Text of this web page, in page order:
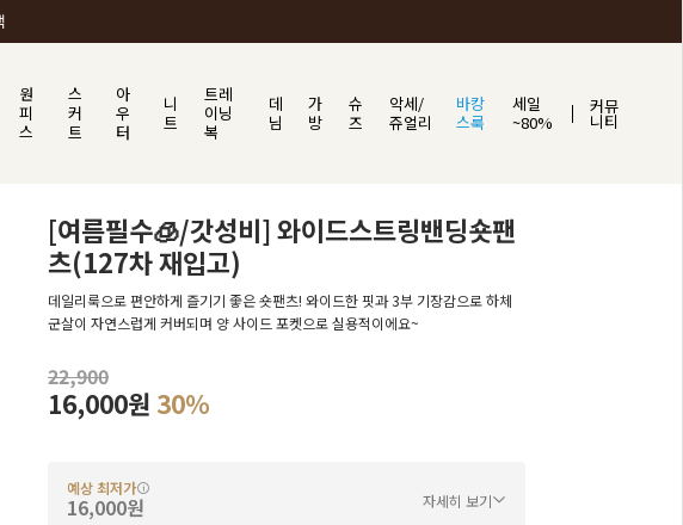
원
피
스
스
커
트
아
우
터
니
트
트레
이닝
복
데
님
가
방
슈
즈
악세/
쥬얼리
바캉
스룩
세일
~80%
커뮤
니티
[여름필수🧊/갓성비] 와이드스트링밴딩숏팬
츠(127차 재입고)
데일리룩으로 편안하게 즐기기 좋은 숏팬츠! 와이드한 핏과 3부 기장감으로 하체
군살이 자연스럽게 커버되며 양 사이드 포켓으로 실용적이에요~
22,900
16,000원 30%
예상 최저가
16,000원 자세히 보기